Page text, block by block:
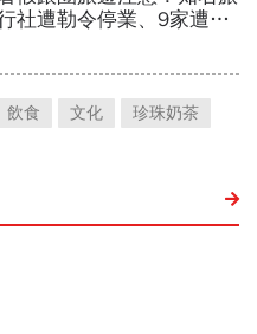
飲食 文化 珍珠奶茶